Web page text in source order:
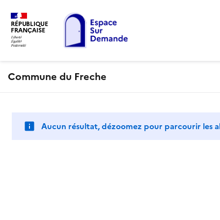
RÉPUBLIQUE
FRANÇAISE
Commune du Freche
Aucun résultat, dézoomez pour parcourir les